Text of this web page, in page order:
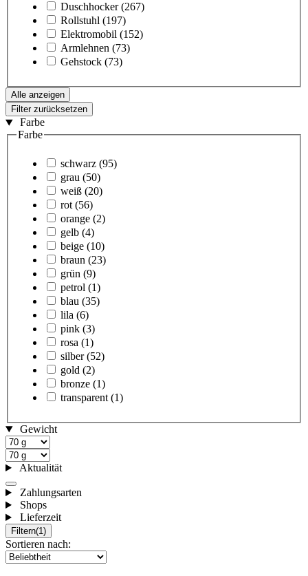
Duschhocker (267)
Rollstuhl (197)
Elektromobil (152)
Armlehnen (73)
Gehstock (73)
Alle anzeigen
Filter zurücksetzen
Farbe
Farbe
schwarz (95)
grau (50)
weiß (20)
rot (56)
orange (2)
gelb (4)
beige (10)
braun (23)
grün (9)
petrol (1)
blau (35)
lila (6)
pink (3)
rosa (1)
silber (52)
gold (2)
bronze (1)
transparent (1)
Gewicht
Aktualität
Zahlungsarten
Shops
Lieferzeit
Filtern(1)
Sortieren nach: